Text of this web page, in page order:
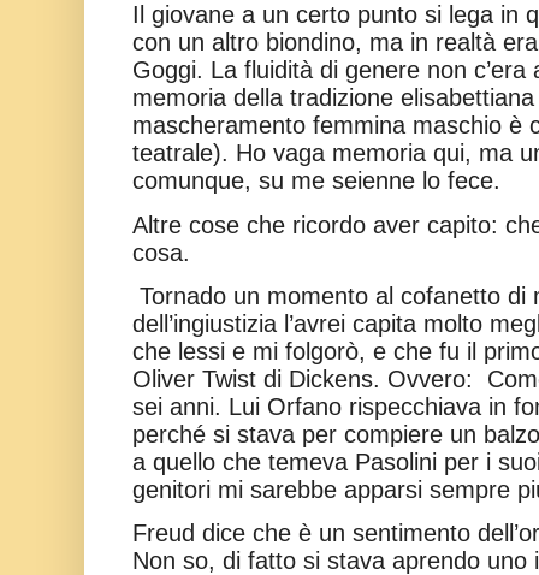
Il giovane a un certo punto si lega in
con un altro biondino, ma in realtà
Goggi. La fluidità di genere non c’era
memoria della tradizione
mascheramento femmina maschio è
teatrale). Ho vaga memoria qui, ma
comunque, su me seienne lo fece.
Altre cose che ricordo aver capito:
cosa.
Tornado un momento al cofanetto di
dell’ingiustizia l’avrei capita molto
che lessi e mi folgorò, e che fu il
Oliver Twist di Dickens. Ovvero:
sei anni. Lui Orfano rispecchiava in
perché si stava per compiere un
a quello che temeva Pasolini per i
genitori mi sarebbe apparsi sempre
Freud dice che è un sentimento
Non so, di fatto si stava aprendo uno